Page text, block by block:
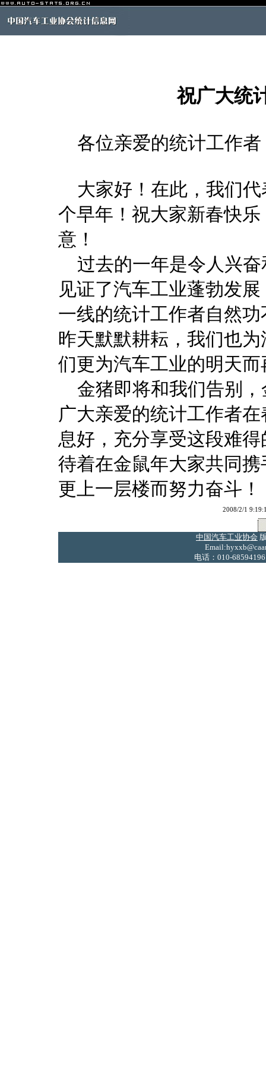
祝广大统
各位亲爱的统计工作者
大家好！在此，我们代
个早年！祝大家新春快
意！
过去的一年是令人兴奋
见证了汽车工业蓬勃发
一线的统计工作者自然
昨天默默耕耘，我们也
们更为汽车工业的明天
金猪即将和我们告别，
广大亲爱的统计工作者
息好，充分享受这段难
待着在金鼠年大家共同
更上一层楼而努力奋斗！
2008/2/1
中国汽车工业协会
电话：010-